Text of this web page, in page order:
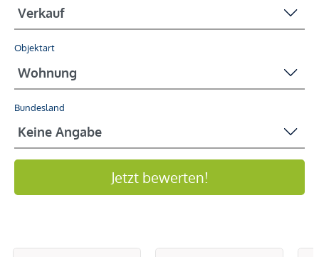
Objektart
Bundesland
Jetzt bewerten!